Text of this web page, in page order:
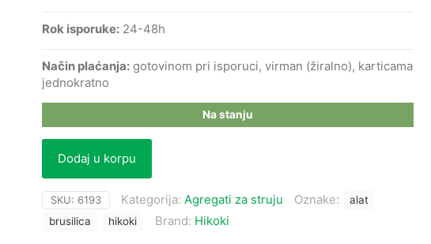
Rok isporuke: 24-48h
Način plaćanja: gotovinom pri isporuci, virman (žiralno), karticama
jednokratno
Na stanju
Dodaj u korpu
SKU: 6193 Kategorija: Agregati za struju Oznake:
alat
brusilica
hikoki Brand: Hikoki